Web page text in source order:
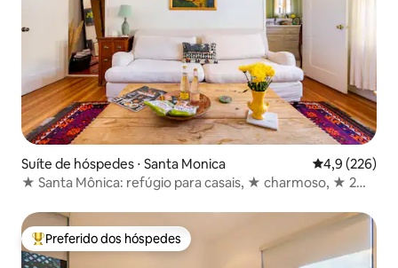
Suíte de hóspedes ⋅ Santa Monica 4,9 de uma
4,9 (226)
★ Santa Mônica: refúgio para casais, ★ charmoso, ★ 2
Entre os melhores preferidos dos hóspedes
Preferido dos hóspedes